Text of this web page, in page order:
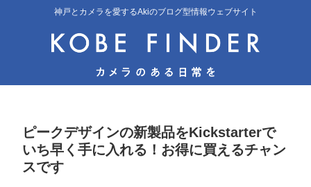
神戸とカメラを愛するAkiのブログ型情報ウェブサイト
ピークデザインの新製品をKickstarterで
いち早く手に入れる！お得に買えるチャン
スです